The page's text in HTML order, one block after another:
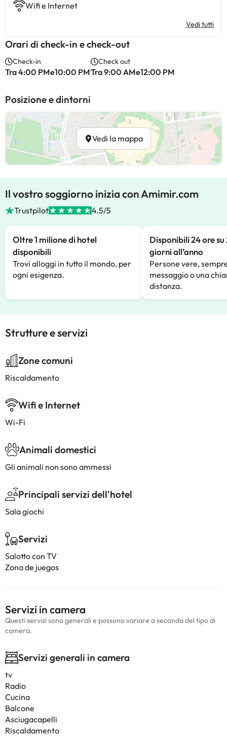
Wifi e Internet
Vedi tutti
Orari di check-in e check-out
Check-in
Tra 4:00 PMe10:00 PM
Check out
Tra 9:00 AMe12:00 PM
Posizione e dintorni
Vedi la mappa
Il vostro soggiorno inizia con Amimir.com
Trustpilot 4.5/5
Oltre 1 milione di hotel
disponibili
Trovi alloggi in tutto il mondo, per
ogni esigenza.
Disponibili 24 ore su
giorni all’anno
Persone vere,
messaggio o una
distanza.
Strutture e servizi
Zone comuni
Riscaldamento
Wifi e Internet
Wi-Fi
Animali domestici
Gli animali non sono ammessi
Principali servizi dell'hotel
Sala giochi
Servizi
Salotto con TV
Zona de juegos
Servizi in camera
Questi servizi sono generali e possono variare a seconda del tipo di
camera.
Servizi generali in camera
tv
Radio
Cucina
Balcone
Asciugacapelli
Riscaldamento